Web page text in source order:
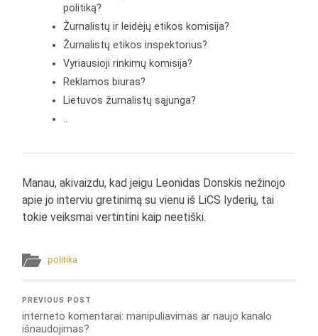
politiką?
Žurnalistų ir leidėjų etikos komisija?
Žurnalistų etikos inspektorius?
Vyriausioji rinkimų komisija?
Reklamos biuras?
Lietuvos žurnalistų sąjunga?
..
Manau, akivaizdu, kad jeigu Leonidas Donskis nežinojo
apie jo interviu gretinimą su vienu iš LiCS lyderių, tai
tokie veiksmai vertintini kaip neetiški.
politika
PREVIOUS POST
interneto komentarai: manipuliavimas ar naujo kanalo
išnaudojimas?